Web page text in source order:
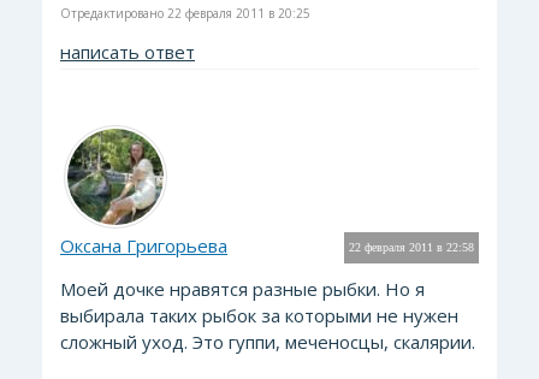
Отредактировано 22 февраля 2011 в 20:25
написать ответ
22 февраля 2011 в 22:58
Оксана Григорьева
Моей дочке нравятся разные рыбки. Но я
выбирала таких рыбок за которыми не нужен
сложный уход. Это гуппи, меченосцы, скалярии.